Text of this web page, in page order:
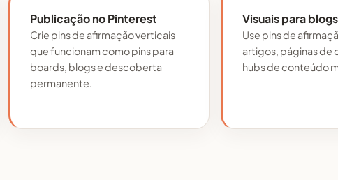
Publicação no Pinterest
Crie pins de afirmação verticais
que funcionam como pins para
boards, blogs e descoberta
permanente.
Visuais para
Use pins de
artigos, páginas de
hubs de conteúdo